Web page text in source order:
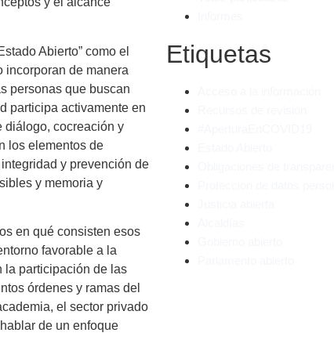
Abierto” como el
incorporan de manera
personas que buscan
participa activamente en
diálogo, cocreación y
los elementos de
y prevención de
y memoria y
en qué consisten esos
favorable a la
la participación de las
órdenes y ramas del
el sector privado
de un enfoque
Etiquetas